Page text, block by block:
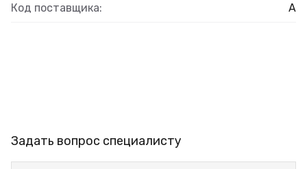
Код поставщика: А
Задать вопрос специалисту